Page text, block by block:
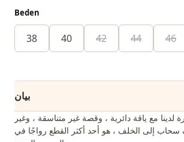
Beden
38 40 42 44 46
بيان
لدينا مع ياقة دائرية ، وقصة غير متناسقة ، وغير
إلى الخلف ، هو أحد أكثر القطع رواجًا في